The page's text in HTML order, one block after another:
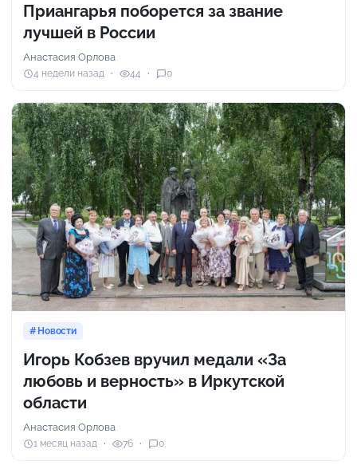
Приангарья поборется за звание
лучшей в России
Анастасия Орлова
4 недели назад 44 0
Новости
Игорь Кобзев вручил медали «За
любовь и верность» в Иркутской
области
Анастасия Орлова
1 месяц назад 76 0